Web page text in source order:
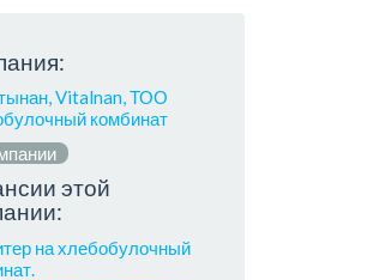
Vitalnan, ТОО
комбинат
этой
на хлебобулочный